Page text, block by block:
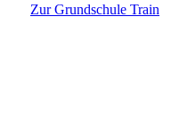
Zur Grundschule Train